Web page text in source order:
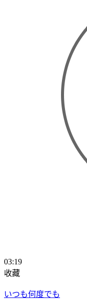
03:19
收藏
いつも何度でも